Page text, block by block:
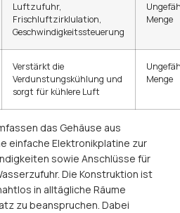
Luftzufuhr,
Frischluftzirklulation,
Geschwindigkeitssteuerung
Menge
Verstärkt die
Verdunstungskühlung und
sorgt für kühlere Luft
Menge
das Gehäuse aus
einfache Elektronikplatine zur
sowie Anschlüsse für
Die Konstruktion ist
in alltägliche Räume
zu beanspruchen. Dabei